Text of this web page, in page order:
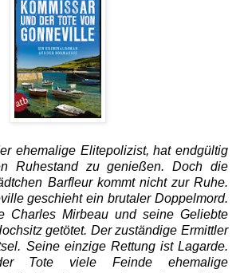
ehemalige Elitepolizist, hat endgültig
Ruhestand zu genießen. Doch die
Barfleur kommt nicht zur Ruhe.
geschieht ein brutaler Doppelmord.
Charles Mirbeau und seine Geliebte
getötet. Der zuständige Ermittler
Seine einzige Rettung ist Lagarde.
Tote viele Feinde ehemalige